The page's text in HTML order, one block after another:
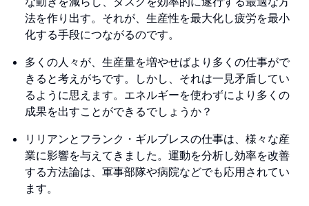
法を作り出す。それが、生産性を最大化し疲労を最小
化する手段につながるのです。
多くの人々が、生産量を増やせばより多くの仕事がで
きると考えがちです。しかし、それは一見矛盾してい
るように思えます。エネルギーを使わずにより多くの
成果を出すことができるでしょうか？
リリアンとフランク・ギルブレスの仕事は、様々な産
業に影響を与えてきました。運動を分析し効率を改善
する方法論は、軍事部隊や病院などでも応用されてい
ます。